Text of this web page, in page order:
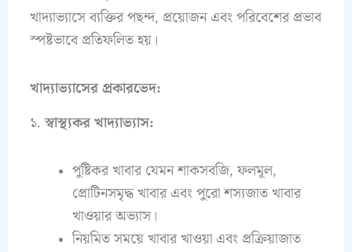
খাদ্যাভ্যাসে ব্যক্তির পছন্দ, প্রয়োজন এবং পরিবেশের প্রভাব
স্পষ্টভাবে প্রতিফলিত হয়।
খাদ্যাভ্যাসের প্রকারভেদ:
১.স্বাস্থ্যকর খাদ্যাভ্যাস:
পুষ্টিকর খাবার যেমন শাকসবজি, ফলমূল,
প্রোটিনসমৃদ্ধ খাবার এবং পুরো শস্যজাত খাবার
খাওয়ার অভ্যাস।
নিয়মিত সময়ে খাবার খাওয়া এবং প্রক্রিয়াজাত